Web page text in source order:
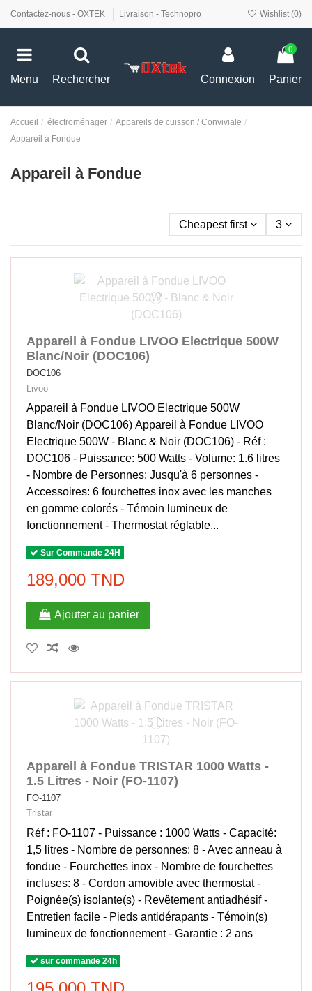
Contactez-nous - OXTEK Livraison - Technopro Wishlist (0)
Menu Rechercher Connexion
0
Panier
Accueil électroménager
Appareils de cuisson / Conviviale
Appareil à Fondue
Appareil à Fondue
Cheapest first 3
Appareil à Fondue LIVOO Electrique 500W
Blanc/Noir (DOC106)
DOC106
Livoo
Appareil à Fondue LIVOO Electrique 500W
Blanc/Noir (DOC106) Appareil à Fondue LIVOO
Electrique 500W - Blanc & Noir (DOC106) - Réf :
DOC106 - Puissance: 500 Watts - Volume: 1.6 litres
- Nombre de Personnes: Jusqu'à 6 personnes -
Accessoires: 6 fourchettes inox avec les manches
en gomme colorés - Témoin lumineux de
fonctionnement - Thermostat réglable...
Sur Commande 24H
189,000 TND
Ajouter au panier
Appareil à Fondue TRISTAR 1000 Watts -
1.5 Litres - Noir (FO-1107)
FO-1107
Tristar
Réf : FO-1107 - Puissance : 1000 Watts - Capacité:
1,5 litres - Nombre de personnes: 8 - Avec anneau à
fondue - Fourchettes inox - Nombre de fourchettes
incluses: 8 - Cordon amovible avec thermostat -
Poignée(s) isolante(s) - Revêtement antiadhésif -
Entretien facile - Pieds antidérapants - Témoin(s)
lumineux de fonctionnement - Garantie : 2 ans
sur commande 24h